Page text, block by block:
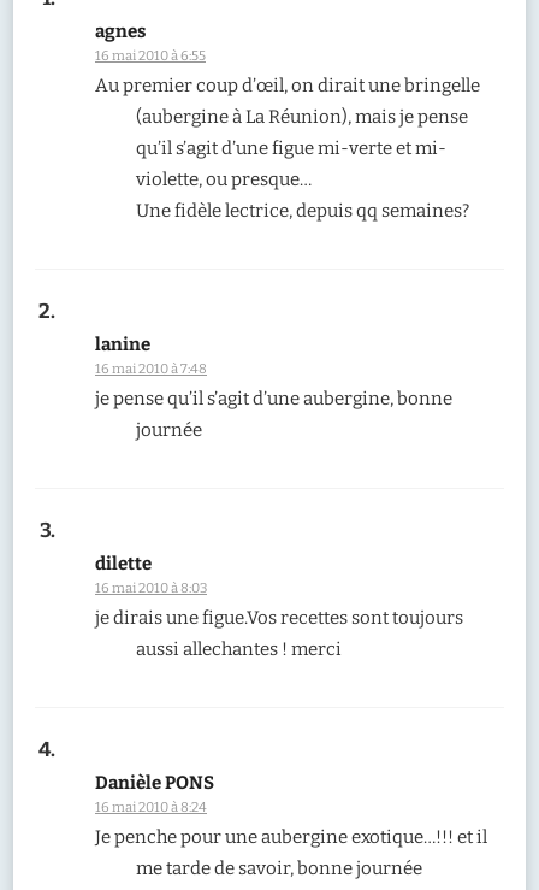
agnes
16 mai 2010 à 6:55
Au premier coup d’œil, on dirait une bringelle
(aubergine à La Réunion), mais je pense
qu’il s’agit d’une figue mi-verte et mi-
violette, ou presque…
Une fidèle lectrice, depuis qq semaines?
lanine
16 mai 2010 à 7:48
je pense qu’il s’agit d’une aubergine, bonne
journée
dilette
16 mai 2010 à 8:03
je dirais une figue.Vos recettes sont toujours
aussi allechantes ! merci
Danièle PONS
16 mai 2010 à 8:24
Je penche pour une aubergine exotique…!!! et il
me tarde de savoir, bonne journée